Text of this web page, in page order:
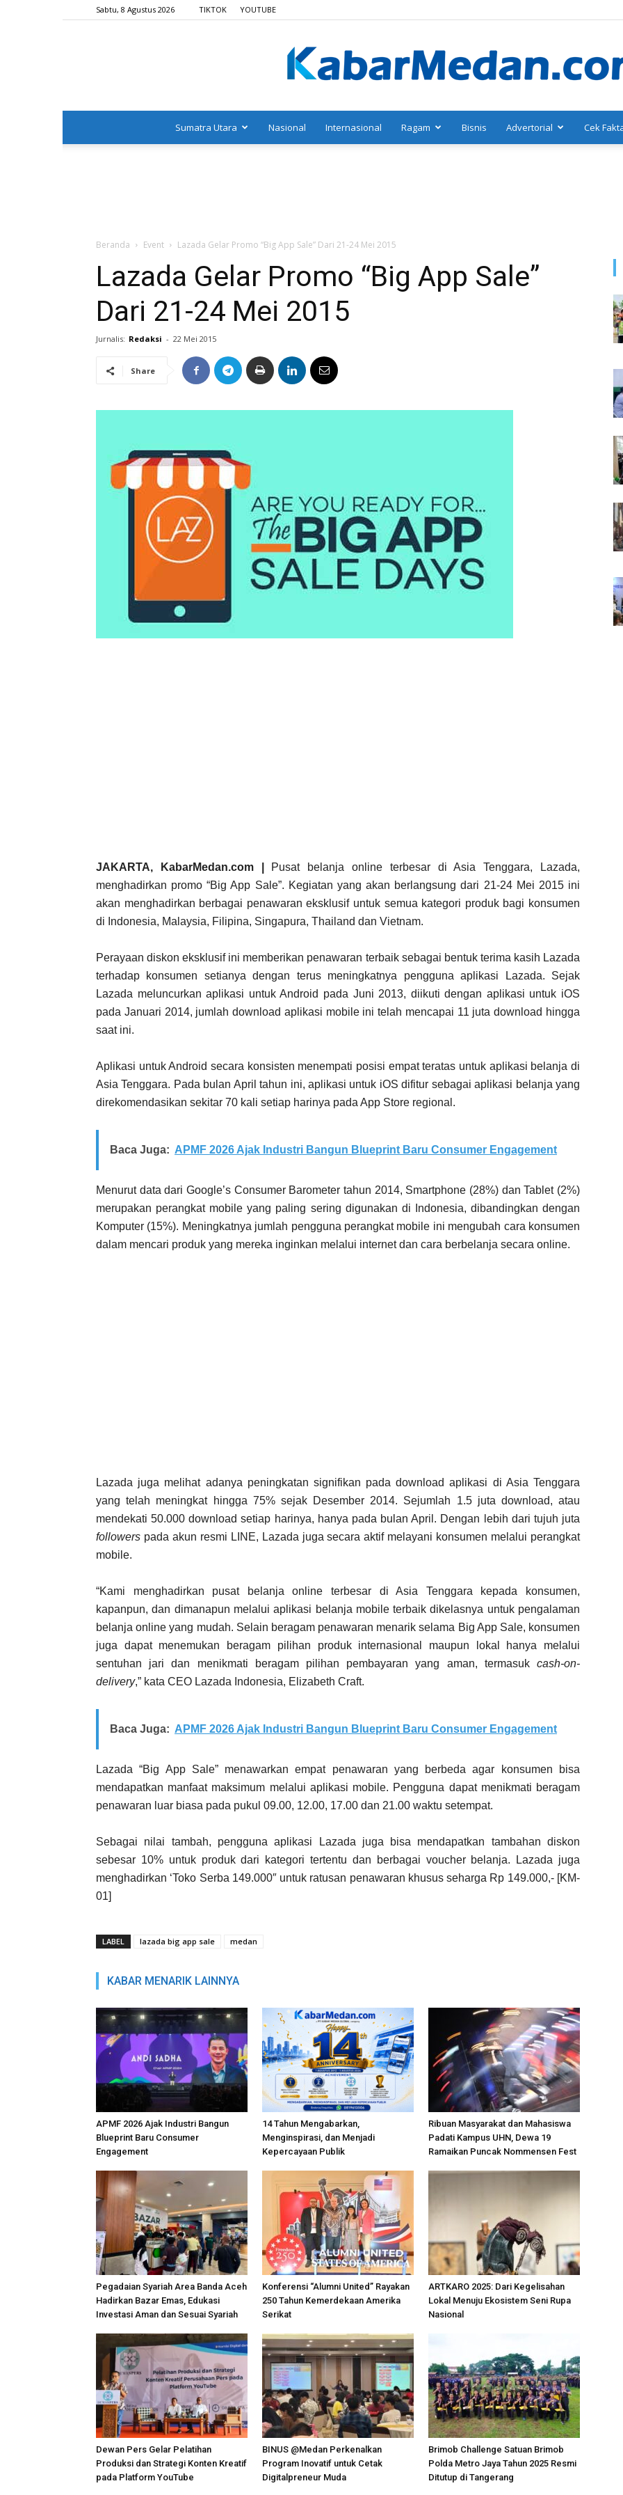
Sabtu, 8 Agustus 2026 TIKTOK YOUTUBE
Sumatra Utara Nasional Internasional Ragam Bisnis Advertorial Cek
Beranda Event Lazada Gelar Promo “Big App Sale” Dari 21-24 Mei 2015
Lazada Gelar Promo “Big App Sale”
Dari 21-24 Mei 2015
Jurnalis: Redaksi - 22 Mei 2015
Share
JAKARTA, KabarMedan.com | Pusat belanja online terbesar di Asia Tenggara, Lazada,
menghadirkan promo “Big App Sale”. Kegiatan yang akan berlangsung dari 21-24 Mei 2015 ini
akan menghadirkan berbagai penawaran eksklusif untuk semua kategori produk bagi konsumen
di Indonesia, Malaysia, Filipina, Singapura, Thailand dan Vietnam.
Perayaan diskon eksklusif ini memberikan penawaran terbaik sebagai bentuk terima kasih Lazada
terhadap konsumen setianya dengan terus meningkatnya pengguna aplikasi Lazada. Sejak
Lazada meluncurkan aplikasi untuk Android pada Juni 2013, diikuti dengan aplikasi untuk iOS
pada Januari 2014, jumlah download aplikasi mobile ini telah mencapai 11 juta download hingga
saat ini.
Aplikasi untuk Android secara konsisten menempati posisi empat teratas untuk aplikasi belanja di
Asia Tenggara. Pada bulan April tahun ini, aplikasi untuk iOS difitur sebagai aplikasi belanja yang
direkomendasikan sekitar 70 kali setiap harinya pada App Store regional.
Baca Juga: APMF 2026 Ajak Industri Bangun Blueprint Baru Consumer Engagement
Menurut data dari Google’s Consumer Barometer tahun 2014, Smartphone (28%) dan Tablet (2%)
merupakan perangkat mobile yang paling sering digunakan di Indonesia, dibandingkan dengan
Komputer (15%). Meningkatnya jumlah pengguna perangkat mobile ini mengubah cara konsumen
dalam mencari produk yang mereka inginkan melalui internet dan cara berbelanja secara online.
Lazada juga melihat adanya peningkatan signifikan pada download aplikasi di Asia Tenggara
yang telah meningkat hingga 75% sejak Desember 2014. Sejumlah 1.5 juta download, atau
mendekati 50.000 download setiap harinya, hanya pada bulan April. Dengan lebih dari tujuh juta
followers pada akun resmi LINE, Lazada juga secara aktif melayani konsumen melalui perangkat
mobile.
“Kami menghadirkan pusat belanja online terbesar di Asia Tenggara kepada konsumen,
kapanpun, dan dimanapun melalui aplikasi belanja mobile terbaik dikelasnya untuk pengalaman
belanja online yang mudah. Selain beragam penawaran menarik selama Big App Sale, konsumen
juga dapat menemukan beragam pilihan produk internasional maupun lokal hanya melalui
sentuhan jari dan menikmati beragam pilihan pembayaran yang aman, termasuk cash-on-
delivery,” kata CEO Lazada Indonesia, Elizabeth Craft.
Baca Juga: APMF 2026 Ajak Industri Bangun Blueprint Baru Consumer Engagement
Lazada “Big App Sale” menawarkan empat penawaran yang berbeda agar konsumen bisa
mendapatkan manfaat maksimum melalui aplikasi mobile. Pengguna dapat menikmati beragam
penawaran luar biasa pada pukul 09.00, 12.00, 17.00 dan 21.00 waktu setempat.
Sebagai nilai tambah, pengguna aplikasi Lazada juga bisa mendapatkan tambahan diskon
sebesar 10% untuk produk dari kategori tertentu dan berbagai voucher belanja. Lazada juga
menghadirkan ‘Toko Serba 149.000″ untuk ratusan penawaran khusus seharga Rp 149.000,- [KM-
01]
LABEL lazada big app sale medan
KABAR MENARIK LAINNYA
APMF 2026 Ajak Industri Bangun
Blueprint Baru Consumer
Engagement
14 Tahun Mengabarkan,
Menginspirasi, dan Menjadi
Kepercayaan Publik
Ribuan Masyarakat dan Mahasiswa
Padati Kampus UHN, Dewa 19
Ramaikan Puncak Nommensen Fest
Pegadaian Syariah Area Banda Aceh
Hadirkan Bazar Emas, Edukasi
Investasi Aman dan Sesuai Syariah
Konferensi “Alumni United” Rayakan
250 Tahun Kemerdekaan Amerika
Serikat
ARTKARO 2025: Dari Kegelisahan
Lokal Menuju Ekosistem Seni Rupa
Nasional
Dewan Pers Gelar Pelatihan
Produksi dan Strategi Konten Kreatif
pada Platform YouTube
BINUS @Medan Perkenalkan
Program Inovatif untuk Cetak
Digitalpreneur Muda
Brimob Challenge Satuan Brimob
Polda Metro Jaya Tahun 2025 Resmi
Ditutup di Tangerang